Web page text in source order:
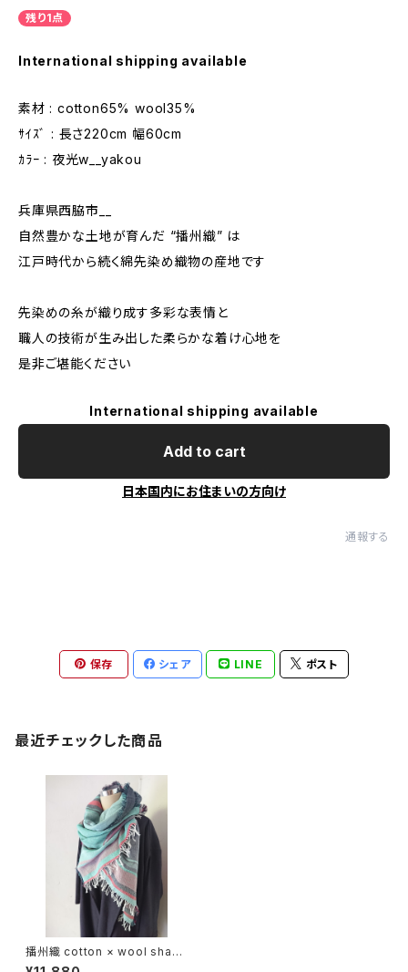
残り1点
International shipping available
素材 : cotton65% wool35%
ｻｲｽﾞ : 長さ220cm 幅60cm
ｶﾗｰ : 夜光w__yakou
兵庫県西脇市__
自然豊かな土地が育んだ “播州織” は
江戸時代から続く綿先染め織物の産地です
先染めの糸が織り成す多彩な表情と
職人の技術が生み出した柔らかな着け心地を
是非ご堪能ください
International shipping available
Add to cart
日本国内にお住まいの方向け
通報する
保存 シェア LINE ポスト
最近チェックした商品
播州織 cotton × wool shawl
__ border 220 夜光W